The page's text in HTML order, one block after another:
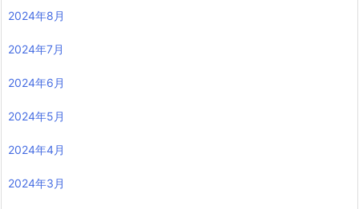
2024年8月
2024年7月
2024年6月
2024年5月
2024年4月
2024年3月